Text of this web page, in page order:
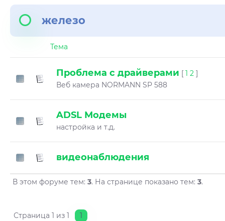
железо
Тема
Проблема с драйверами [ 1 2 ]
Веб камера NORMANN SP 588
ADSL Модемы
настройка и т.д.
видеонаблюдения
В этом форуме тем: 3. На странице показано тем: 3.
Страница 1 из 1 1